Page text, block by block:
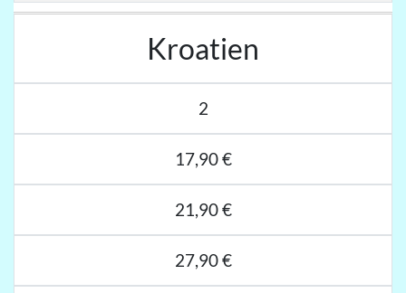
Kroatien
2
17,90 €
21,90 €
27,90 €